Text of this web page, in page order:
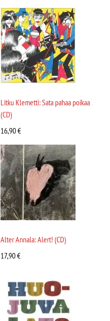
Litku Klemetti: Sata pahaa poikaa
(CD)
16,90€
Alter Annala: Alert! (CD)
17,90€